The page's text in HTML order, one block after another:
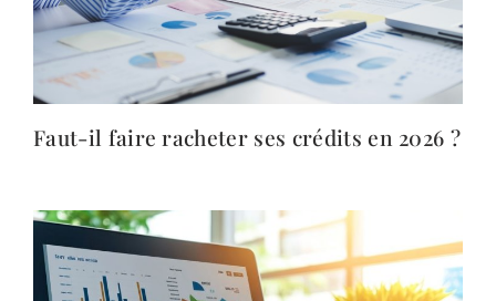
Faut-il faire racheter ses crédits en 2026 ?